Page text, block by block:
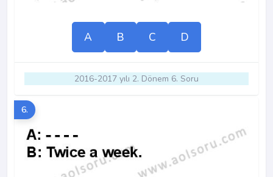
A B C D
2016-2017 yılı 2. Dönem 6. Soru
6.